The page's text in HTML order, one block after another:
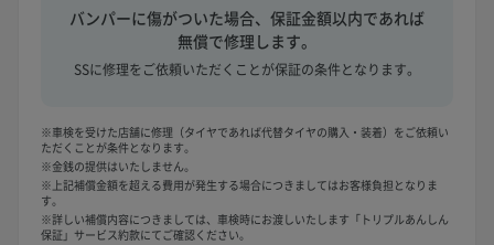
バンパーに傷がついた場合、保証金額以内であれば
無償で修理します。
SSに修理をご依頼いただくことが保証の条件となります。
※車検を受けた店舗に修理（タイヤであれば代替タイヤの購入・装着）をご依頼い
ただくことが条件となります。
※金銭の提供はいたしません。
※上記補償金額を超える費用が発生する場合につきましてはお客様負担となりま
す。
※詳しい補償内容につきましては、車検時にお渡しいたします「トリプルあんしん
保証」サービス約款にてご確認ください。